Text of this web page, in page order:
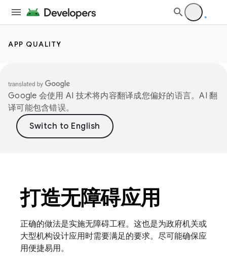
APP QUALITY
Google 会使用 AI 技术将内容翻译成您偏好的语言。AI 翻
译可能包含错误。
打造无障碍应用
正确的做法是实施无障碍工程。这也是为政府机关或
大型机构设计应用时需要满足的要求。尽可能确保应
用便捷易用。